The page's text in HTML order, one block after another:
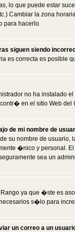
lo que puede estar
Cambiar la zona
para hacerlo.
siguen siendo
es correcta es posible
no ha instalado
en el sitio Web del
de mi nombre de
su nombre de
�nico y personal.
sea un
ya que �ste es
s�lo para
un correo a un